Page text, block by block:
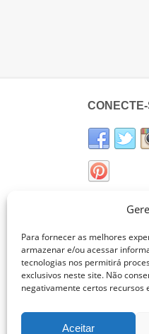
Para fornecer as melhores
armazenar e/ou acessar
tecnologias nos permitirá
exclusivos neste site. Não
negativamente certos recursos
Aceitar